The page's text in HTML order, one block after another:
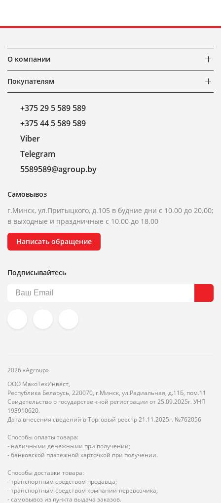
О компании
Покупателям
+375 29 5 589 589
+375 44 5 589 589
Viber
Telegram
5589589@agroup.by
Самовывоз
г.Минск, ул.Притыцкого, д.105 в будние дни с 10.00 до 20.00;
в выходные и праздничные с 10.00 до 18.00
Написать обращение
Подписывайтесь
2026 «Agroup»
ООО МакоТехИнвест,
Республика Беларусь, 220070, г.Минск, ул.Радиальная, д.11Б, пом.11
Свидетельство о государственной регистрации от 25.09.2025г. УНП
193910620.
Дата внесения сведений в Торговый реестр 21.11.2025г. №762056
Способы оплаты товара:
- наличными денежными при получении;
- банковской платёжной карточкой при получении.
Способы доставки товара:
- транспортным средством продавца;
- транспортным средством компании-перевозчика;
- самовывоз из пункта выдача заказов.